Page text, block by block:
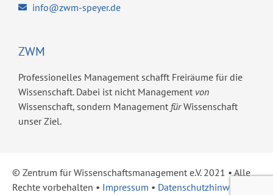
info@zwm-speyer.de
ZWM
Professionelles Management schafft Freiräume für die
Wissenschaft. Dabei ist nicht Management von
Wissenschaft, sondern Management fürWissenschaft
unser Ziel.
© Zentrum für Wissenschaftsmanagement e.V. 2021 ​• Alle
Rechte vorbehalten • Impressum • Datenschutzhinweise